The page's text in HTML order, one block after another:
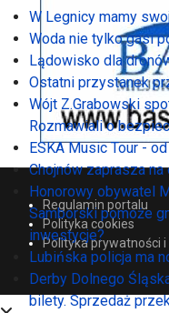
Regulamin portalu
Polityka cookies
Polityka prywatności
W Legnicy mamy
Woda nie tylko gasi
Lądowisko dla
Ostatni przystanek
Wójt Z.Grabowski
Rozmawiali o
ESKA Music Tour -
Chojnów zaprasza
Honorowy obywatel
Samborski pomoże
inwestycje?
Lubińska policja ma
Derby Dolnego
bilety. Sprzedaż